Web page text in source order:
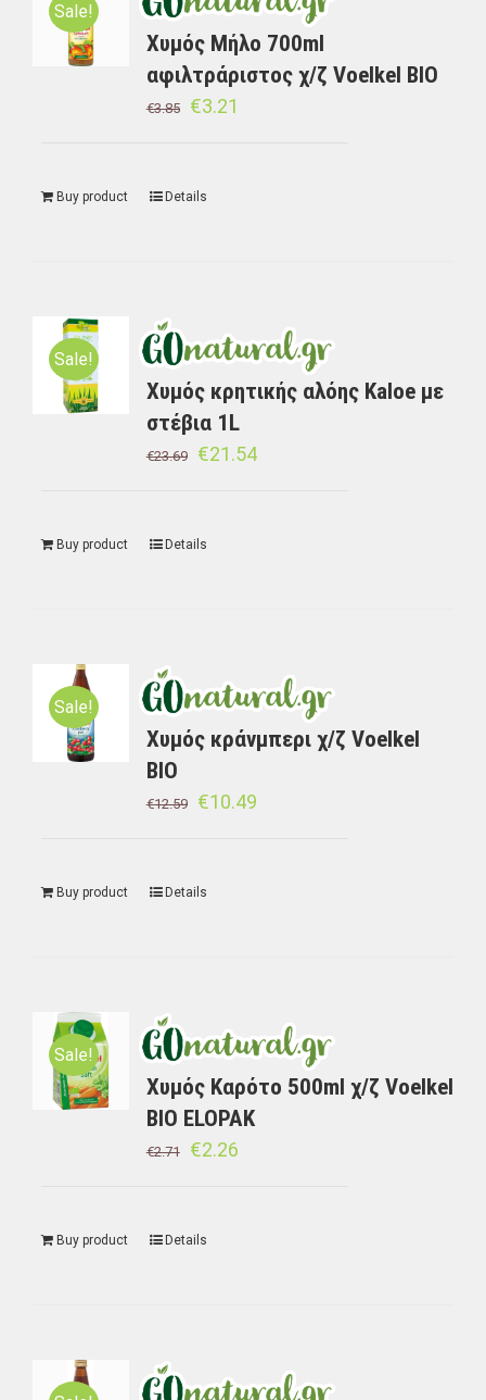
Sale!
Χυμός Μήλο 700ml
αφιλτράριστος χ/ζ Voelkel BIO
€3.85 €3.21
Buy product Details
Sale!
Χυμός κρητικής αλόης Kaloe με
στέβια 1L
€23.69 €21.54
Buy product Details
Sale!
Χυμός κράνμπερι χ/ζ Voelkel
BIO
€12.59 €10.49
Buy product Details
Sale!
Χυμός Καρότο 500ml χ/ζ Voelkel
BIO ELOPAK
€2.71 €2.26
Buy product Details